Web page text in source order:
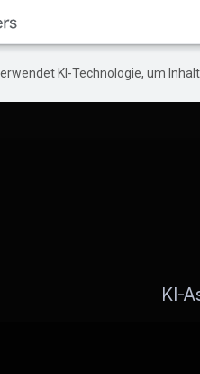
KI-Technologie, um
KI-